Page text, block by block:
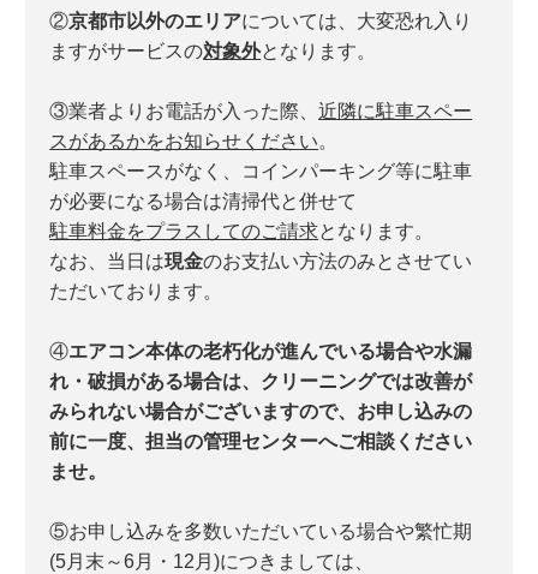
②京都市以外のエリアについては、大変恐れ入り
ますがサービスの対象外となります。
③業者よりお電話が入った際、近隣に駐車スペー
スがあるかをお知らせください。
駐車スペースがなく、コインパーキング等に駐車
が必要になる場合は清掃代と併せて
駐車料金をプラスしてのご請求となります。
なお、当日は現金のお支払い方法のみとさせてい
ただいております。
④エアコン本体の老朽化が進んでいる場合や水漏
れ・破損がある場合は、クリーニングでは改善が
みられない場合がございますので、お申し込みの
前に一度、担当の管理センターへご相談ください
ませ。
⑤お申し込みを多数いただいている場合や繁忙期
(5月末～6月・12月)につきましては、